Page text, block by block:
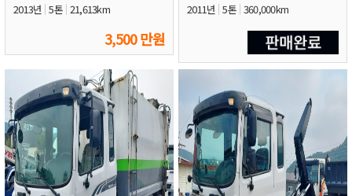
2013년 5톤 21,613km
3,500 만원
2011년 5톤 360,000km